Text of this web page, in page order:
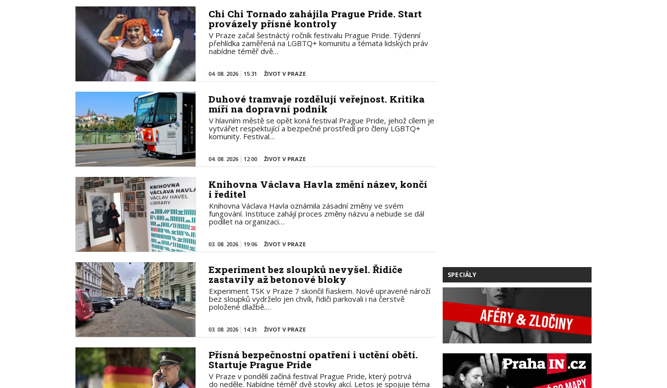
Chi Chi Tornado zahájila Prague Pride. Start
provázely přísné kontroly
V Praze začal šestnáctý ročník festivalu Prague Pride. Týdenní
přehlídka zaměřená na LGBTQ+ komunitu a témata lidských práv
nabídne téměř dvě…
04. 08. 2026 15:31 ŽIVOT V PRAZE
Duhové tramvaje rozdělují veřejnost. Kritika
míří na dopravní podnik
V hlavním městě se opět koná festival Prague Pride, jehož cílem je
vytvářet respektující a bezpečné prostředí pro členy LGBTQ+
komunity. Festival…
04. 08. 2026 12:00 ŽIVOT V PRAZE
Knihovna Václava Havla změní název, končí
i ředitel
Knihovna Václava Havla oznámila zásadní změny ve svém
fungování. Instituce zahájí proces změny názvu a nebude se dál
podílet na organizaci…
03. 08. 2026 19:06 ŽIVOT V PRAZE
Experiment bez sloupků nevyšel. Řidiče
zastavily až betonové bloky
Experiment TSK v Praze 7 skončil fiaskem. Nově upravené nároží
bez sloupků vydrželo jen chvíli, řidiči parkovali i na čerstvě
položené dlažbě.…
03. 08. 2026 14:31 ŽIVOT V PRAZE
Přísná bezpečnostní opatření i uctění obětí.
Startuje Prague Pride
V Praze v pondělí začíná festival Prague Pride, který potrvá
do neděle. Nabídne téměř dvě stovky akcí. Letos je spojuje téma
SPECIÁLY